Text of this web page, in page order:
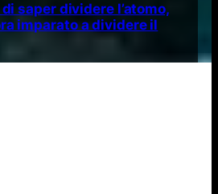
di saper dividere l’atomo,
imparato a dividere il